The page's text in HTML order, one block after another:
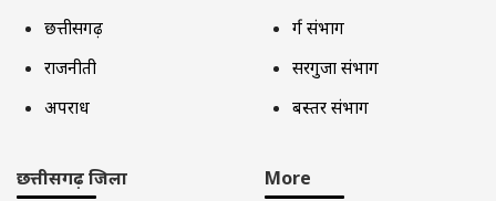
छत्तीसगढ़
राजनीती
अपराध
दुर्ग संभाग
सरगुजा संभाग
बस्तर संभाग
छत्तीसगढ़ जिला More